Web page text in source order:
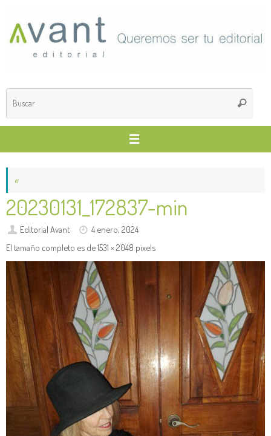
contenido
Buscar
«
20230131_172837-min
Editorial Avant
4 enero, 2024
El tamaño completo es de1531 × 2048 pixels